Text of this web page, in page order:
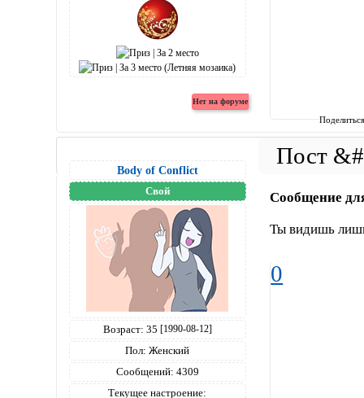
Body of Conflict
Свой
Возраст: 35 [1990-08-12]
Пол: Женский
Сообщений: 4309
Текущее настроение:
Сообщение
Ты видишь
0